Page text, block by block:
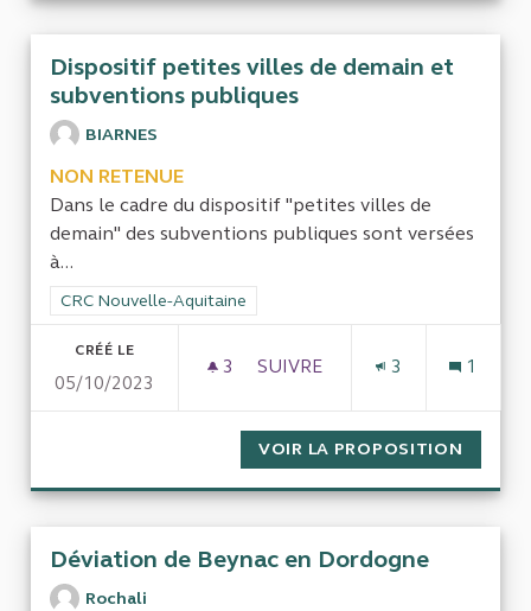
Dispositif petites villes de demain et
subventions publiques
BIARNES
NON RETENUE
Dans le cadre du dispositif "petites villes de
demain" des subventions publiques sont versées
à...
Filtrer les résultats de la catégorie : CRC Nouvelle-Aquitaine
CRC Nouvelle-Aquitaine
CRÉÉ LE
05/10/2023
3 3 ABONNÉS
SUIVRE
3 1
VOIR LA PROPOSITION
Déviation de Beynac en Dordogne
Rochali